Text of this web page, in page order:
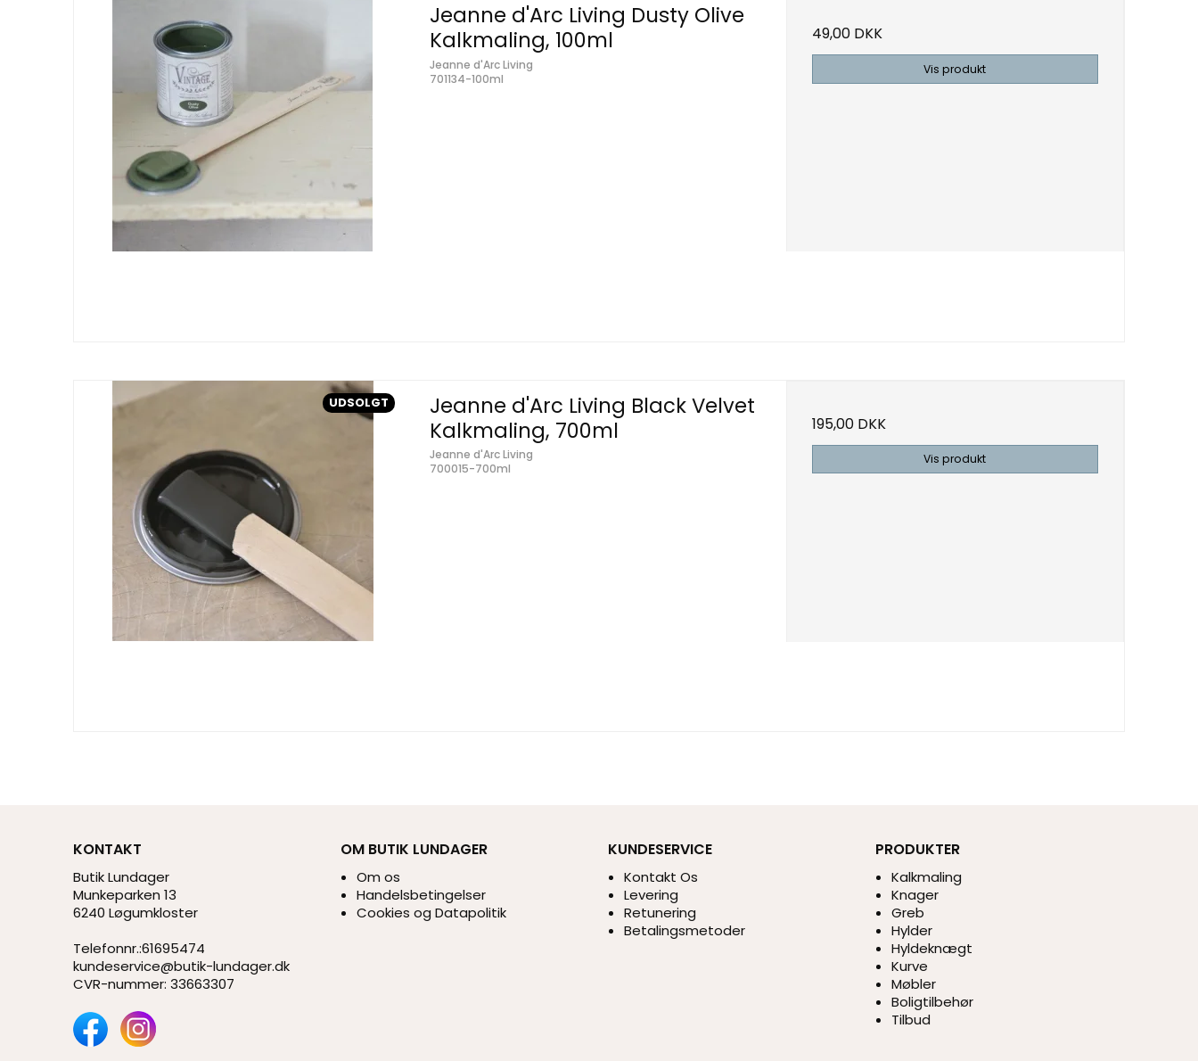
Jeanne d'Arc Living Dusty Olive
Kalkmaling, 100ml
Jeanne d'Arc Living
701134-100ml
49,00 DKK
Vis produkt
UDSOLGT
Jeanne d'Arc Living Black Velvet
Kalkmaling, 700ml
Jeanne d'Arc Living
700015-700ml
195,00 DKK
Vis produkt
KONTAKT
Butik Lundager
Munkeparken 13
6240 Løgumkloster
Telefonnr.:61695474
kundeservice@butik-lundager.dk
CVR-nummer: 33663307
OM BUTIK LUNDAGER
Om os
Handelsbetingelser
Cookies og Datapolitik
KUNDESERVICE
Kontakt Os
Levering
Retunering
Betalingsmetoder
PRODUKTER
Kalkmaling
Knager
Greb
Hylder
Hyldeknægt
Kurve
Møbler
Boligtilbehør
Tilbud